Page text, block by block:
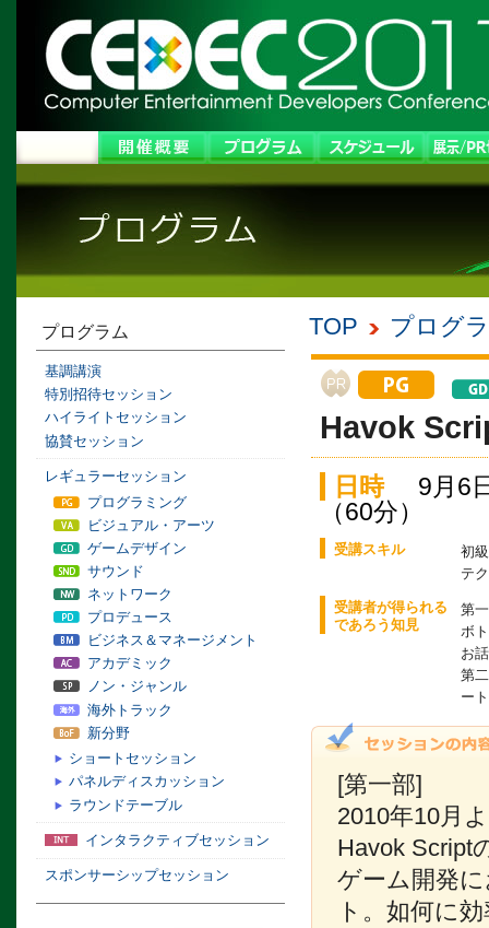
TOP プログ
Havok
日時
9月6
（60分）
受講スキル
初
テ
受講者が得られる
であろう知見
第
ボ
お
第
ー
[第一部]
2010年10月
Havok Script
ゲーム開発
ト。如何に
プログラム
基調講演
特別招待セッション
ハイライトセッション
協賛セッション
レギュラーセッション
プログラミング
ビジュアル・アーツ
ゲームデザイン
サウンド
ネットワーク
プロデュース
ビジネス＆マネージメント
アカデミック
ノン・ジャンル
海外トラック
新分野
ショートセッション
パネルディスカッション
ラウンドテーブル
インタラクティブセッション
スポンサーシップセッション